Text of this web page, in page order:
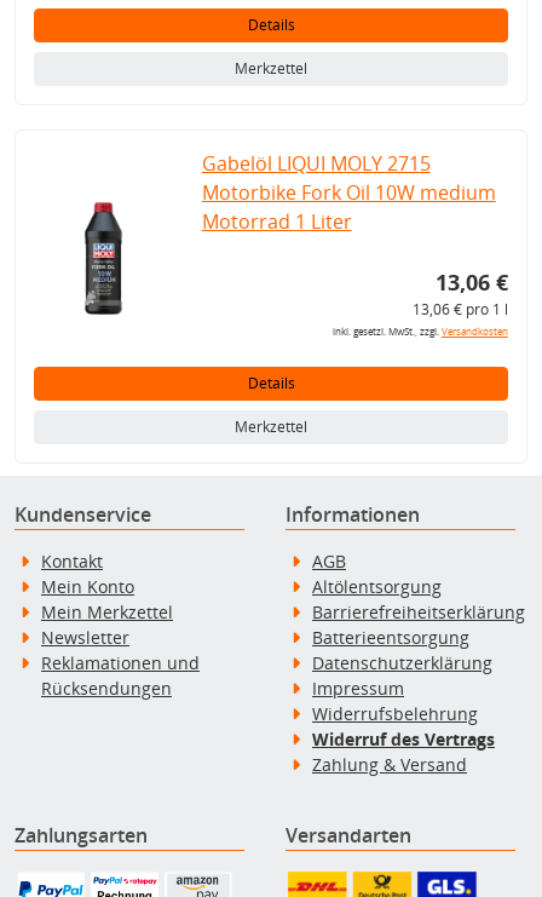
Details
Merkzettel
Gabelöl LIQUI MOLY 2715
Motorbike Fork Oil 10W medium
Motorrad 1 Liter
13,06 €
13,06 € pro 1 l
inkl. gesetzl. MwSt., zzgl.Versandkosten
Details
Merkzettel
Kundenservice
Kontakt
Mein Konto
Mein Merkzettel
Newsletter
Reklamationen und
Rücksendungen
Informationen
AGB
Altölentsorgung
Barrierefreiheitserklärung
Batterieentsorgung
Datenschutzerklärung
Impressum
Widerrufsbelehrung
Widerruf des Vertrags
Zahlung & Versand
Zahlungsarten Versandarten